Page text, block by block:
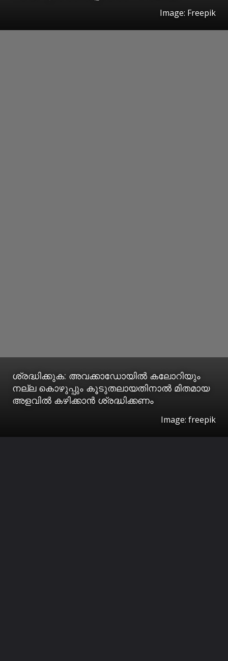
Image: Freepik
ശ്രദ്ധിക്കുക: അവക്കാഡോയില്‍ കലോറിയും
നല്ല കൊഴുപ്പും കൂടുതലായതിനാല്‍ മിതമായ
അളവില്‍ കഴിക്കാന്‍ ശ്രദ്ധിക്കണം
Image: freepik